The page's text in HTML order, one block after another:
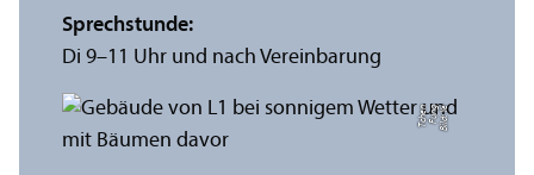
Bil
d:
Y
e
F
u
n
g
T
c
h
e
n
Sprechstunde:
Di 9–11 Uhr und nach Vereinbarung